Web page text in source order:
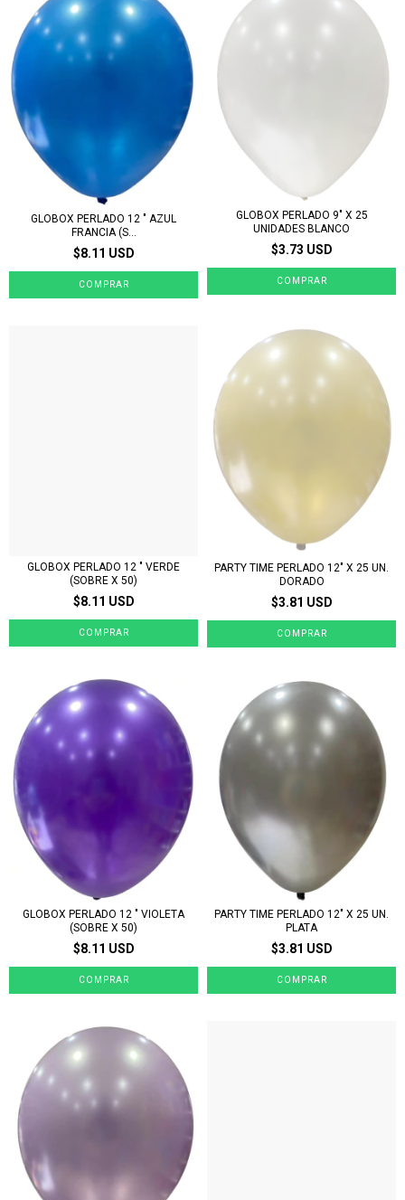
GLOBOX PERLADO 12 " AZUL
FRANCIA (S...
$8.11 USD
GLOBOX PERLADO 9" X 25
UNIDADES BLANCO
$3.73 USD
GLOBOX PERLADO 12 " VERDE
(SOBRE X 50)
$8.11 USD
PARTY TIME PERLADO 12" X 25 UN.
DORADO
$3.81 USD
GLOBOX PERLADO 12 " VIOLETA
(SOBRE X 50)
$8.11 USD
PARTY TIME PERLADO 12" X 25 UN.
PLATA
$3.81 USD